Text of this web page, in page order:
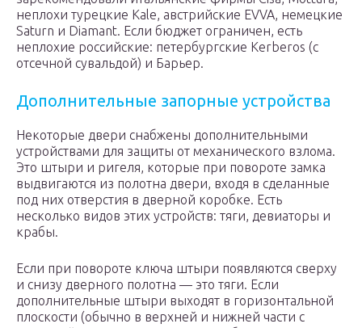
неплохи турецкие Kale, австрийские EVVA, немецкие
Saturn и Diamant. Если бюджет ограничен, есть
неплохие российские: петербургские Kerberos (с
отсечной сувальдой) и Барьер.
Дополнительные запорные устройства
Некоторые двери снабжены дополнительными
устройствами для защиты от механического взлома.
Это штыри и ригеля, которые при повороте замка
выдвигаются из полотна двери, входя в сделанные
под них отверстия в дверной коробке. Есть
несколько видов этих устройств: тяги, девиаторы и
крабы.
Если при повороте ключа штыри появляются сверху
и снизу дверного полотна — это тяги. Если
дополнительные штыри выходят в горизонтальной
плоскости (обычно в верхней и нижней части с